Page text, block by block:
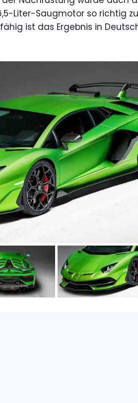
Liter-Saugmotor so richtig
ist das Ergebnis in